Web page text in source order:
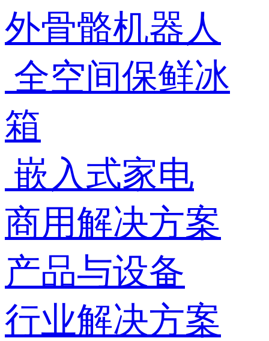
外骨骼机器人
全空间保鲜冰
箱
嵌入式家电
商用解决方案
产品与设备
行业解决方案